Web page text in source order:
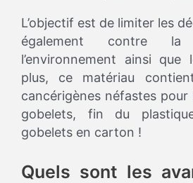
L’objectif est de limiter les
également contre
l’environnement ainsi que
plus, ce matériau
cancérigènes néfastes pour
gobelets, fin du
gobelets en carton !
Quels sont les